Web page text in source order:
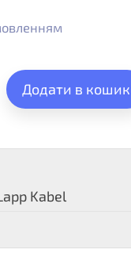
Додати в кошик
Kabel